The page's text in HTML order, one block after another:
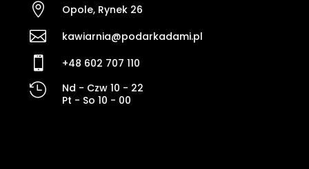
 Opole, Rynek 26
 kawiarnia@podarkadami.pl
 +48 602 707 110

Nd - Czw 10 - 22
Pt - So 10 - 00